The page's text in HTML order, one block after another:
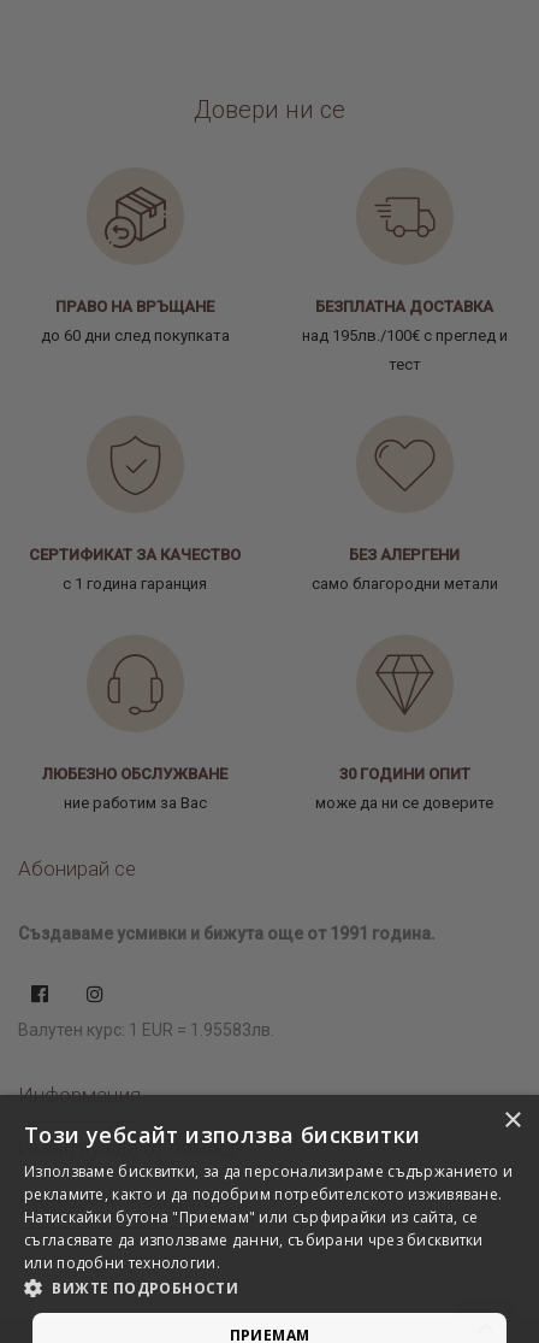
Довери ни се
ПРАВО НА ВРЪЩАНЕ
до 60 дни след покупката
БЕЗПЛАТНА ДОСТАВКА
над 195лв./100€ с преглед и
тест
СЕРТИФИКАТ ЗА КАЧЕСТВО
с 1 година гаранция
БЕЗ АЛЕРГЕНИ
само благородни метали
ЛЮБЕЗНО ОБСЛУЖВАНЕ
ние работим за Вас
30 ГОДИНИ ОПИТ
може да ни се доверите
Абонирай се
Създаваме усмивки и бижута още от 1991 година.
Валутен курс: 1 EUR = 1.95583лв.
Информация
Имаш нужда от помощ?
Къде да ни намерите?
×
Този уебсайт използва бисквитки
Използваме бисквитки, за да персонализираме съдържанието и
рекламите, както и да подобрим потребителското изживяване.
Натискайки бутона "Приемам" или сърфирайки из сайта, се
съгласявате да използваме данни, събирани чрез бисквитки
или подобни технологии.
ВИЖТЕ ПОДРОБНОСТИ
ПРИЕМАМ